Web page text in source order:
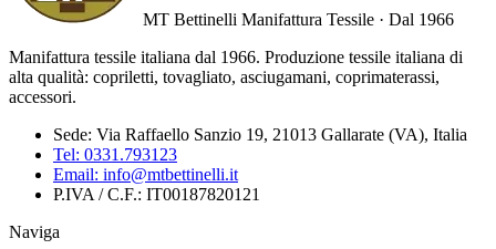
MT Bettinelli Manifattura Tessile · Dal 1966
Manifattura tessile italiana dal 1966. Produzione tessile italiana di
alta qualità: copriletti, tovagliato, asciugamani, coprimaterassi,
accessori.
Sede: Via Raffaello Sanzio 19, 21013 Gallarate (VA), Italia
Tel: 0331.793123
Email: info@mtbettinelli.it
P.IVA / C.F.: IT00187820121
Naviga